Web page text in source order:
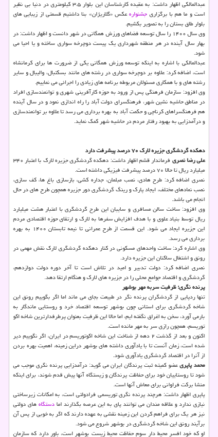
عبدالمالکی اظهار داشت: به عقیده کارشناسان این بلوار ۳.۵ کیلومتری در دنیا بی نظیر
است و ما هم با برگزاری جشنوارهعکس «گلاریژان» بنا داشتیم قسمتی از زیبایی های
بلوار طاق بستان را به تصویر بکشیم.
وی سال ۱۴۰۰ را سال توسعه فضاهای ورزش همگانی در شهر دانست و اظهار داشت: در
بهار سال آینده در هر منطقه شهرداری یک پیست دوچرخه سواری ساخته و یا احیا می
شود.
عبدالمالکی با اشاره به اینکه توسعه ورزش همگانی یکی از ضرورت ها برای کرمانشاه
است، اضافه کرد: علاوه بر دوچرخه سواری در رشته های مانند بسکتبال، والیبال و سایر
رشته های و با همکاری مسئولان مربوطه برنامه های زیادی را اجرائی می نماییم.
وی افزود: سازمان فرهنگی پس از ورود به حوزه کارآفرینی شهری و توانمندسازی افراد
در مناطق حاشیه نشین شهر، فرهنگسرای دولت آباد را راه اندازی نمود و در سال آینده
هم فرهنگسراهای کرناچی و حکمت آباد به بهره برداری می رسد تا علاوه بر توانمندسازی
و درآمدزایی به بهبود رفتار مردم در حاشیه شهر کمک نماید.
دهکده گردشگری جزیره لارک ۷۰ درصد پیشرفت دارد
علی رضا نصری
فرماندار قشم اظهار داشت: دهکده گردشگری جزیره لارک با اعتبار ۳۴۰
میلیارد ریال تا حالا ۷۰ درصد پیشرفت فیزیکی داشته است.
نصری اضافه کرد: طرح هادی، نصب مبلمان، جداره کشی، بازسازی باغ ها، کف سازی،
نصب نمادهای مختلف، ایجاد پارک و رینگ گردشگری دور جزیره همچون طرح های در حال
انجام می باشد.
وی افزود: ساخت سالن مسافری و سایبان این طرح گردشگری با اعتبار هشت میلیارد
ریال توسط بنیاد علوی و با هدف افزایش سفرها به لارک و ارتقای حوزه اقتصادی مردم
این جزیره ایجاد می شود. این قسمت از طرح عمرانی تا نیمه تابستان ۱۴۰۰ به بهره
برداری می رسد.
وی اشاره کرد: ساخت واحدهای مسکونی در کنار دهکده گردشگری لارک نقش مهمی در
رونق و اشتغال ساکنان این جزیره دارد.
نصری اضافه کرد: دولت تدبیر و امید در تلاش است تا آخر دوره دولت دوازدهم،
گردشگری و اقتصاد جوامع محلی را در جزیره های لارک و هنگام ارتقا دهد.
پرنده نگری؛ ظرفیت سربه مهر بوشهر
تنها ردپایی از گردشگران پرنده نگر در طبیعت بجای می ماند اما اگر بگوییم رونق این
شاخه گردشگری برای استانی چون بوشهر توسعه اقتصاد خرد و روستایی ماندگار به
بارمی آورد، سخن به اغراق نگفته ایم، اما حالا این ظرفیت بعنوان پرطرفدارترین شاخه اکو
توریسم، همچون رازی سر به مهر مانده است.
اکنون و بعد از گذشت ۲ دهه از شناخت این شاخه اکوتوریسم در ایران، اگر نگوییم دیر
شده است، زمان آنست تا با یادآوری داشته های بوشهر دراین زمینه، اهمیت بهره بردن
از آنرا در اقتصاد گردشگری یادآوری شود.
محمد پاپریعضو کمیته ثبت پرندگان ایران می گوید: درآمدزایی پرنده نگری موجب می
شود تا روستاییان خود برای حفاظت پرندگان و زیستگاه آنها پیش قدم شوند، برای اینکه
منشا برکت فراوانی برای معاش آنها است.
پاپری اظهار داشت: هرچند پرنده نگری توریسمی فرادولتی است، به امکانات زیرساختی
نیازی ندارد و علاقه مندان می توانند پای به این عرصه بگذارند امادستگاههای دولتی
نیز هر یک برای فراهم کردن این زمینه نقشی به عهده دارند که اگر به خوبی از پس آن
برآیند رونق این شاخه گردشگری در بوشهر شروع می شود.
او که خود افسر محیط دار سوم حفاظت محیط زیست بوشهر است، باور دارد که سازمان